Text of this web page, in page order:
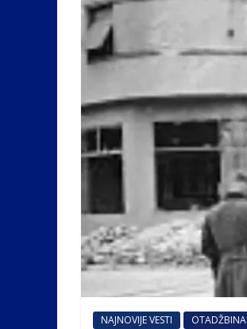
NAJNOVIJE VESTI OTADŽBINA